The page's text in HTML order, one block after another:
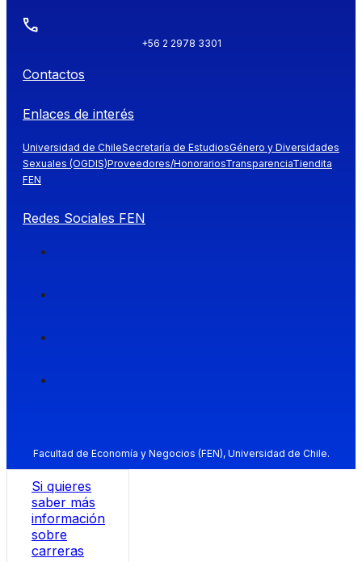
+56 2 2978 3301
Contactos
Enlaces de interés
Universidad de ChileSecretaría de EstudiosGénero y Diversidades
Sexuales (OGDIS)Proveedores/HonorariosTransparenciaTiendita
FEN
Redes Sociales FEN
Facultad de Economía y Negocios (FEN), Universidad de Chile.
Si quieres
saber más
información
sobre
carreras